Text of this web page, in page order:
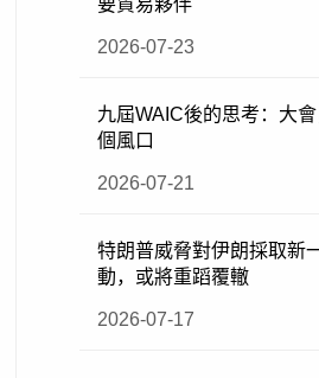
2026-07-23
九屆WAIC後的思考：大
個風口
2026-07-21
特朗普威脅對伊朗採取新
動，或將重蹈覆轍
2026-07-17